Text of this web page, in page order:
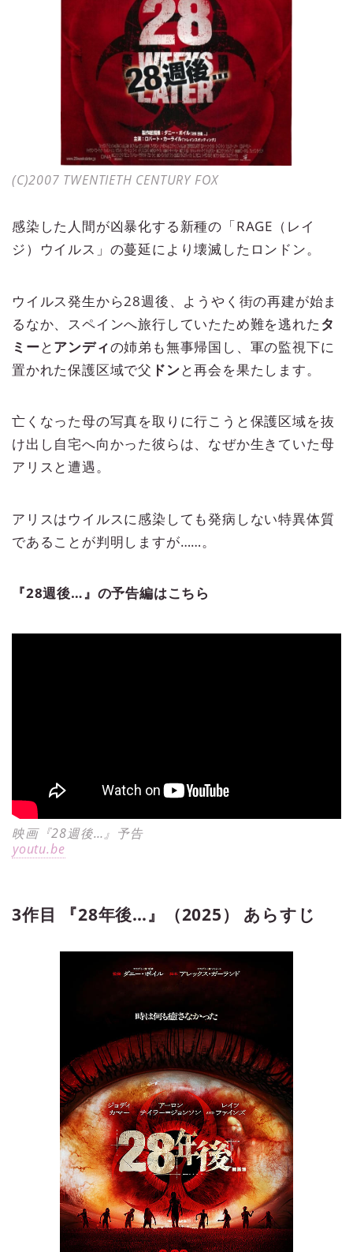
(C)2007 TWENTIETH CENTURY FOX
感染した人間が凶暴化する新種の「RAGE（レイ
ジ）ウイルス」の蔓延により壊滅したロンドン。
ウイルス発生から28週後、ようやく街の再建が始ま
るなか、スペインへ旅行していたため難を逃れたタ
ミーとアンディの姉弟も無事帰国し、軍の監視下に
置かれた保護区域で父 ドンと再会を果たします。
亡くなった母の写真を取りに行こうと保護区域を抜
け出し自宅へ向かった彼らは、なぜか生きていた母
アリスと遭遇。
アリスはウイルスに感染しても発病しない特異体質
であることが判明しますが……。
『28週後…』の予告編はこちら
映画『28週後…』予告
youtu.be
3作目 『28年後…』（2025） あらすじ